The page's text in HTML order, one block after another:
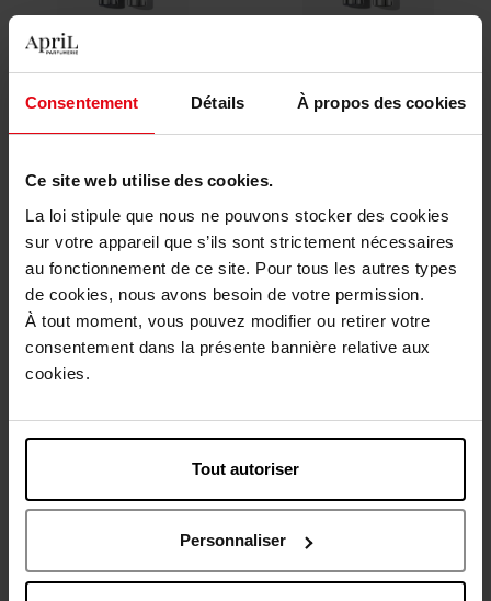
Consentement Détails À propos des cookies
Ce site web utilise des cookies.
La loi stipule que nous ne pouvons stocker des cookies
sur votre appareil que s’ils sont strictement nécessaires
au fonctionnement de ce site. Pour tous les autres types
de cookies, nous avons besoin de votre permission.
À tout moment, vous pouvez modifier ou retirer votre
consentement dans la présente bannière relative aux
cookies.
Tout autoriser
Personnaliser
WONDERSKIN
Lip Rehab Serum Oil
€ 23,50 Bestel nu! € 23,50 Bestel nu!